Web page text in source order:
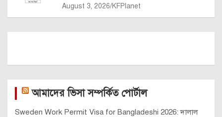
August 3, 2026 KFPlanet
আমাদের ভিসা সম্পর্কিত পোর্টাল
Sweden Work Permit Visa for Bangladeshi 2026: দালাল